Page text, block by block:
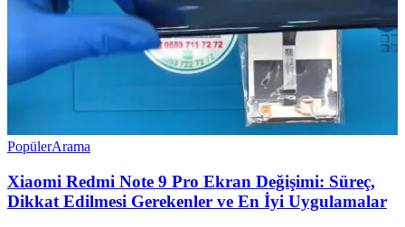
PopülerArama
Xiaomi Redmi Note 9 Pro Ekran Değişimi: Süreç,
Dikkat Edilmesi Gerekenler ve En İyi Uygulamalar